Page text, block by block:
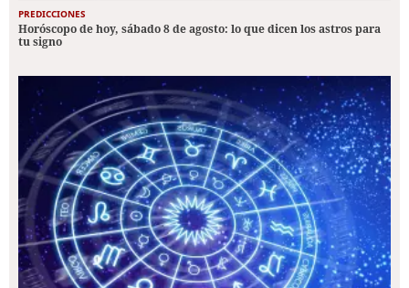
PREDICCIONES
Horóscopo de hoy, sábado 8 de agosto: lo que dicen los astros para
tu signo